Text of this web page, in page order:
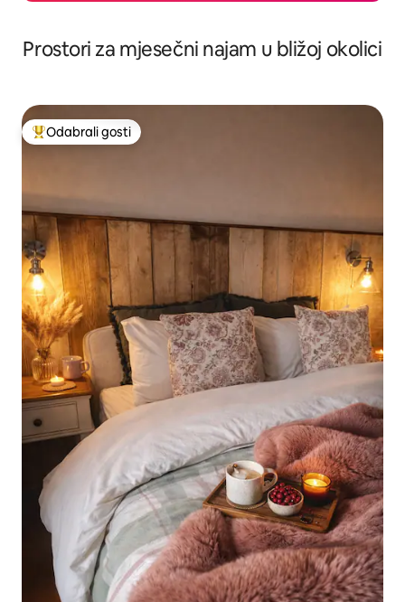
Prostori za mjesečni najam u bližoj okolici
Među najviše rangiranima s oznakom „Odabrali gosti”
Odabrali gosti